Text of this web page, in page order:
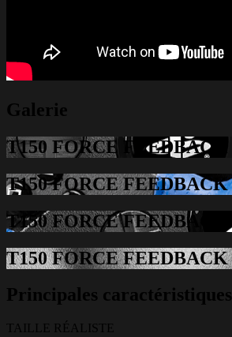
Galerie
T150 FORCE FEEDBACK
T150 FORCE FEEDBACK
T150 FORCE FEEDBACK
T150 FORCE FEEDBACK
Principales caractéristiques
TAILLE RÉALISTE